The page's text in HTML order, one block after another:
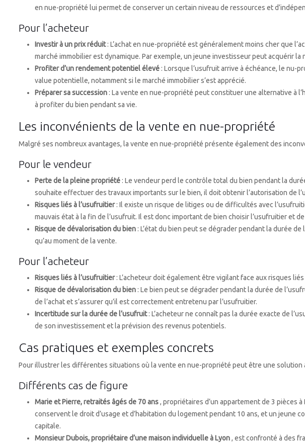
en nue-propriété lui permet de conserver un certain niveau de ressources et
Pour l’acheteur
Investir à un prix réduit: L’achat en nue-propriété est généralement moins cher que
marché immobilier est dynamique. Par exemple, un jeune investisseur peut acquérir
Profiter d’un rendement potentiel élevé : Lorsque l’usufruit arrive à échéance, le nu-
value potentielle, notamment si le marché immobilier s’est apprécié.
Préparer sa succession : La vente en nue-propriété peut constituer une alternative à
à profiter du bien pendant sa vie.
Les inconvénients de la vente en nue-propriété
Malgré ses nombreux avantages, la vente en nue-propriété présente également des
Pour le vendeur
Perte de la pleine propriété : Le vendeur perd le contrôle total du bien pendant la
souhaite effectuer des travaux importants sur le bien, il doit obtenir l’autorisation de
Risques liés à l’usufruitier: Il existe un risque de litiges ou de difficultés avec
mauvais état à la fin de l’usufruit. Il est donc important de bien choisir l’usufruitier et
Risque de dévalorisation du bien : L’état du bien peut se dégrader pendant la durée
qu’au moment de la vente.
Pour l’acheteur
Risques liés à l’usufruitier: L’acheteur doit également être vigilant face aux risques
Risque de dévalorisation du bien : Le bien peut se dégrader pendant la durée de
de l’achat et s’assurer qu’il est correctement entretenu par l’usufruitier.
Incertitude sur la durée de l’usufruit: L’acheteur ne connaît pas la durée exacte de
de son investissement et la prévision des revenus potentiels.
Cas pratiques et exemples concrets
Pour illustrer les différentes situations où la vente en nue-propriété peut être une solution
Différents cas de figure
Marie et Pierre, retraités âgés de 70 ans, propriétaires d’un appartement de 3 pièces
conservent le droit d’usage et d’habitation du logement pendant 10 ans, et un jeune
capitale.
Monsieur Dubois, propriétaire d’une maison individuelle à Lyon, est confronté à des